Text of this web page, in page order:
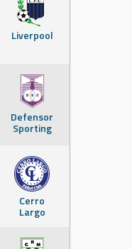
Liverpool
Defensor
Sporting
Cerro
Largo